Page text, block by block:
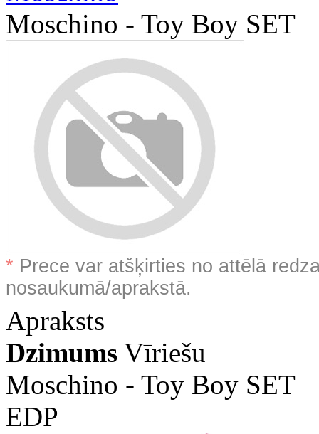
Moschino - Toy Boy SET
* Prece var atšķirties no attēlā
nosaukumā/aprakstā.
Apraksts
Dzimums Vīriešu
Moschino - Toy Boy SET
EDP